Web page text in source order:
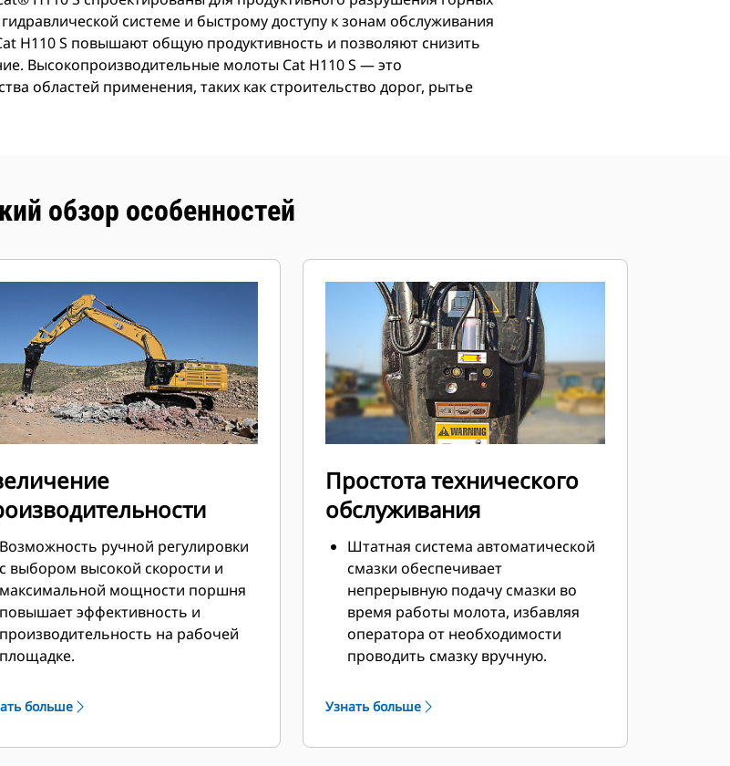
системе и быстрому доступу к зонам обслуживания
H110 S повышают общую продуктивность и позволяют снизить
Высокопроизводительные молоты Cat H110 S — это
областей применения, таких как строительство дорог, рытье
обзор особенностей
Возможность ручной регулировки
с выбором высокой скорости и
максимальной мощности поршня
повышает эффективность и
производительность на рабочей
площадке.
выдает полную мощность при
тепловыми потерями.
больше
Простота технического
обслуживания
Штатная система автоматической
смазки обеспечивает
непрерывную подачу смазки во
время работы молота, избавляя
оператора от необходимости
проводить смазку вручную.
посадкой и возможностью
заменить в полевых условиях, что
Узнать больше